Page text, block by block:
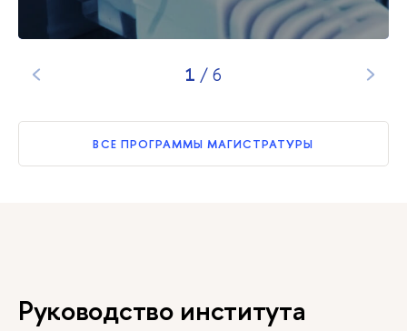
1 / 6
ВСЕ ПРОГРАММЫ МАГИСТРАТУРЫ
Руководство института